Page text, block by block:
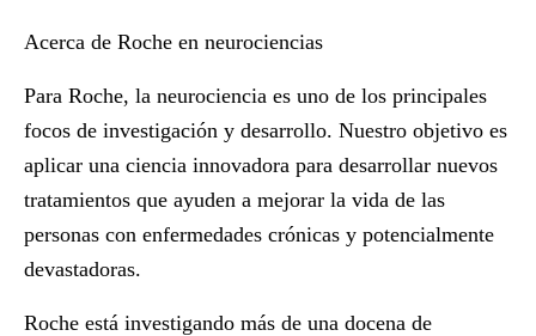
Acerca de Roche en neurociencias
Para Roche, la neurociencia es uno de los principales
focos de investigación y desarrollo. Nuestro objetivo es
aplicar una ciencia innovadora para desarrollar nuevos
tratamientos que ayuden a mejorar la vida de las
personas con enfermedades crónicas y potencialmente
devastadoras.
Roche está investigando más de una docena de